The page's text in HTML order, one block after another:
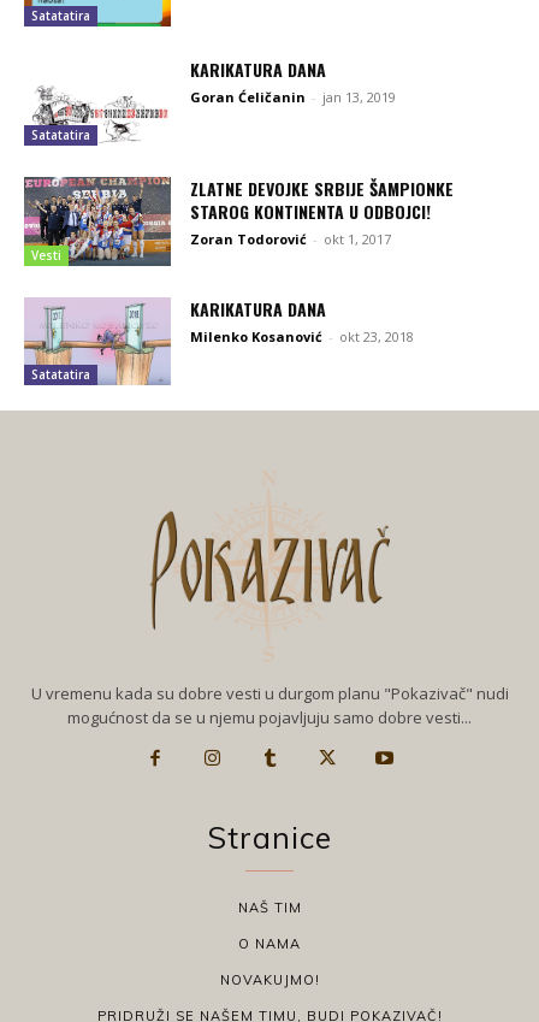
Satatatira
Satatatira
KARIKATURA DANA
Goran Ćeličanin - jan 13, 2019
Vesti
ZLATNE DEVOJKE SRBIJE ŠAMPIONKE
STAROG KONTINENTA U ODBOJCI!
Zoran Todorović - okt 1, 2017
Satatatira
KARIKATURA DANA
Milenko Kosanović - okt 23, 2018
U vremenu kada su dobre vesti u durgom planu "Pokazivač" nudi
mogućnost da se u njemu pojavljuju samo dobre vesti...
Stranice
NAŠ TIM
O NAMA
NOVAKUJMO!
PRIDRUŽI SE NAŠEM TIMU, BUDI POKAZIVAČ!